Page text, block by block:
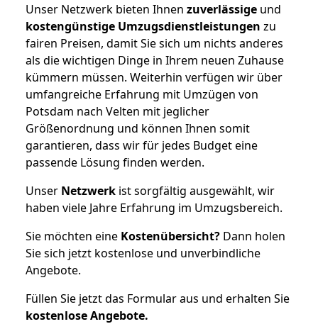
Unser Netzwerk bieten Ihnen zuverlässige und
kostengünstige Umzugsdienstleistungen zu
fairen Preisen, damit Sie sich um nichts anderes
als die wichtigen Dinge in Ihrem neuen Zuhause
kümmern müssen. Weiterhin verfügen wir über
umfangreiche Erfahrung mit Umzügen von
Potsdam nach Velten mit jeglicher
Größenordnung und können Ihnen somit
garantieren, dass wir für jedes Budget eine
passende Lösung finden werden.
Unser Netzwerk ist sorgfältig ausgewählt, wir
haben viele Jahre Erfahrung im Umzugsbereich.
Sie möchten eine Kostenübersicht? Dann holen
Sie sich jetzt kostenlose und unverbindliche
Angebote.
Füllen Sie jetzt das Formular aus und erhalten Sie
kostenloseAngebote.